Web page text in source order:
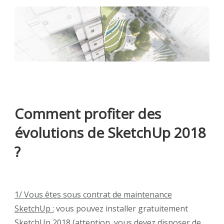
Comment profiter des
évolutions de SketchUp 2018
?
1/ Vous êtes sous contrat de maintenance
SketchUp : vous pouvez installer gratuitement